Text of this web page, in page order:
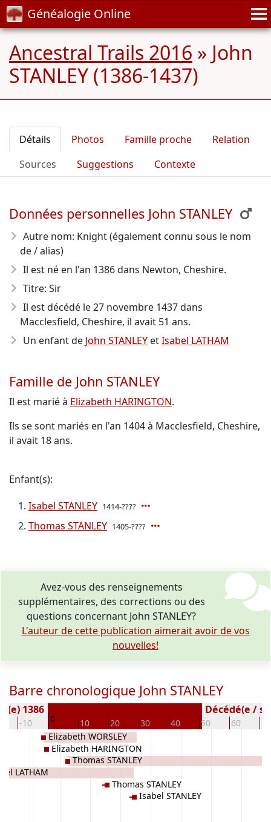
Généalogie Online
Ancestral Trails 2016 » John
STANLEY (1386-1437)
Détails Photos Famille proche
Relation
Sources
Suggestions Contexte
Données personnelles John STANLEY
Autre nom: Knight (également connu sous le nom
de / alias)
Il est né en l'an 1386dans Newton, Cheshire.
Titre: Sir
Il est décédé le 27 novembre 1437dans
Macclesfield, Cheshire, il avait 51 ans.
Un enfant de John STANLEY etIsabel LATHAM
Famille de John STANLEY
Il est marié à Elizabeth HARINGTON.
Ils se sont mariés en l'an 1404 à Macclesfield, Cheshire,
il avait 18 ans.
Enfant(s):
Isabel STANLEY 1414-????
Thomas STANLEY 1405-????
Avez-vous des renseignements
supplémentaires, des corrections ou des
questions concernant John STANLEY?
L'auteur de cette publication aimerait avoir de vos
nouvelles!
Barre chronologique John STANLEY
-10 0 10 20 30 40 50 60 70
1386 Décédé(e / s)
LATHAM
Elizabeth WORSLEY
Elizabeth HARINGTON
Thomas STANLEY
Thomas STANLEY
Isabel STANLEY